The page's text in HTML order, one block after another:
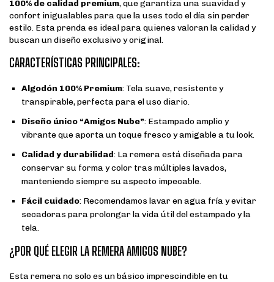
100% de calidad premium, que garantiza una suavidad y
confort inigualables para que la uses todo el día sin perder
estilo. Esta prenda es ideal para quienes valoran la calidad y
buscan un diseño exclusivo y original.
CARACTERÍSTICAS PRINCIPALES:
Algodón 100% Premium: Tela suave, resistente y
transpirable, perfecta para el uso diario.
Diseño único “Amigos Nube”: Estampado amplio y
vibrante que aporta un toque fresco y amigable a tu look.
Calidad y durabilidad: La remera está diseñada para
conservar su forma y color tras múltiples lavados,
manteniendo siempre su aspecto impecable.
Fácil cuidado: Recomendamos lavar en agua fría y evitar
secadoras para prolongar la vida útil del estampado y la
tela.
¿POR QUÉ ELEGIR LA REMERA AMIGOS NUBE?
Esta remera no solo es un básico imprescindible en tu